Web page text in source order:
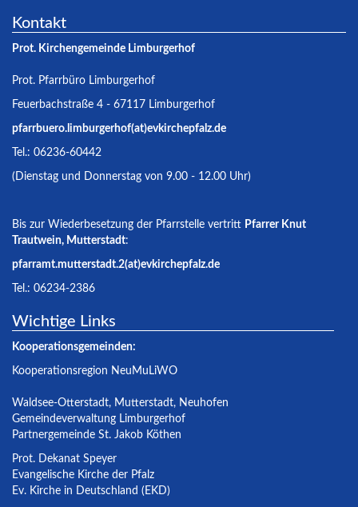
Kontakt
Prot. Kirchengemeinde Limburgerhof
Prot. Pfarrbüro Limburgerhof
Feuerbachstraße 4 - 67117 Limburgerhof
pfarrbuero.limburgerhof(at)evkirchepfalz.de
Tel.: 06236-60442
(Dienstag und Donnerstag von 9.00 - 12.00 Uhr)
Bis zur Wiederbesetzung der Pfarrstelle vertritt Pfarrer Knut
Trautwein, Mutterstadt:
pfarramt.mutterstadt.2(at)evkirchepfalz.de
Tel.: 06234-2386
Wichtige Links
Kooperationsgemeinden:
Kooperationsregion NeuMuLiWO
Waldsee-Otterstadt, Mutterstadt, Neuhofen
Gemeindeverwaltung Limburgerhof
Partnergemeinde St. Jakob Köthen
Prot. Dekanat Speyer
Evangelische Kirche der Pfalz
Ev. Kirche in Deutschland (EKD)